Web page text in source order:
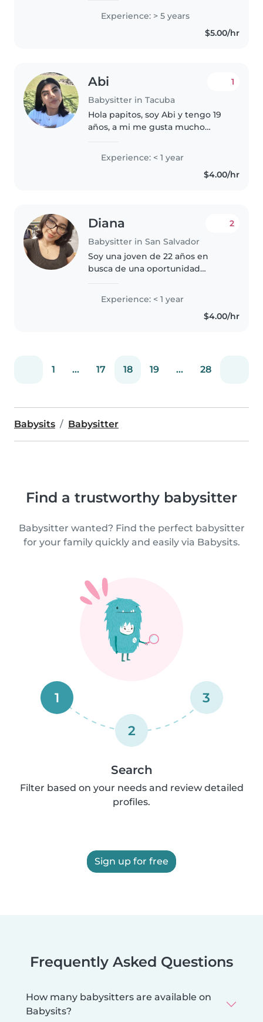
muy comprometida al cuidado,
trato y bienestar de los niños, me
gusta brindar un ambiente..
Experience: > 5 years
$5.00/hr
Abi
Babysitter in Tacuba
1
Hola papitos, soy Abi y tengo 19
años, a mi me gusta mucho
con ellos y hacer diferentes
actividades creativas donde su
función motora también pueda..
Experience: < 1 year
$4.00/hr
Diana
Babysitter in San Salvador
2
Soy una joven de 22 años en
busca de una oportunidad
por ser una persona responsable,
disciplinada y comprometida
con mis labores. Cuento con una
Experience: < 1 year
$4.00/hr
1 ... 17 18 19 ... 28
Babysits Babysitter
Find a trustworthy babysitter
Babysitter wanted? Find the perfect babysitter
for your family quickly and easily via Babysits.
1
2
3
Search
Filter based on your needs and review detailed
profiles.
Sign up for free
Frequently Asked Questions
How many babysitters are available on
Babysits?